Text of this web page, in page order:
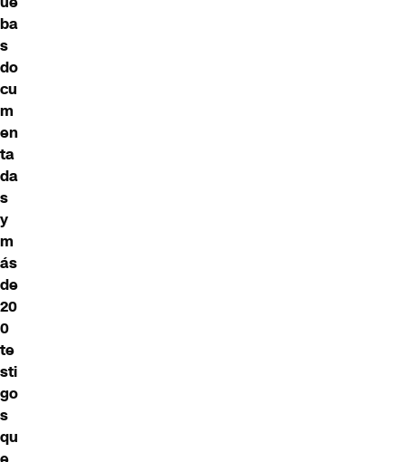
ba
s
do
cu
m
en
ta
da
s
y
m
ás
de
20
0
te
sti
go
s
qu